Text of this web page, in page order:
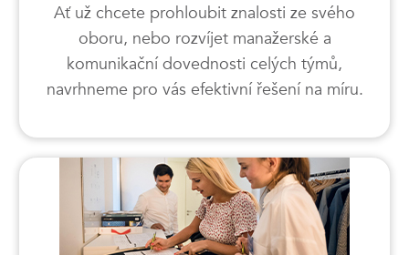
Ať už chcete prohloubit znalosti ze svého
oboru, nebo rozvíjet manažerské a
komunikační dovednosti celých týmů,
navrhneme pro vás efektivní řešení na míru.